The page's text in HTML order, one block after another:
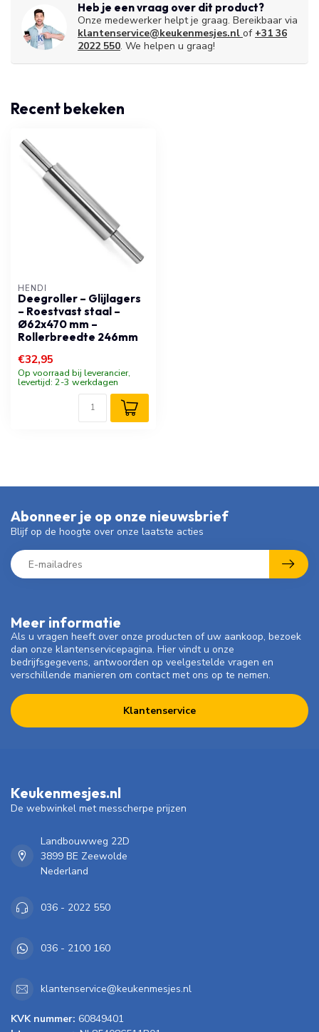
Heb je een vraag over dit product?
Onze medewerker helpt je graag. Bereikbaar via
klantenservice@keukenmesjes.nl of +31 36
2022 550. We helpen u graag!
Recent bekeken
HENDI
Deegroller – Glijlagers
– Roestvast staal –
Ø62x470 mm –
Rollerbreedte 246mm
€32,95
Op voorraad bij leverancier,
levertijd: 2-3 werkdagen
Meer informatie
Als u vragen heeft over onze producten of uw aankoop, bezoek
dan onze klantenservicepagina. Hier vindt u onze
bedrijfsgegevens, antwoorden op veelgestelde vragen en
verschillende manieren om contact met ons op te nemen.
Klantenservice
Abonneer je op onze nieuwsbrief
Blijf op de hoogte over onze laatste acties
Keukenmesjes.nl
De webwinkel met messcherpe prijzen
Landbouwweg 22D
3899 BE Zeewolde
Nederland
036 - 2022 550
036 - 2100 160
klantenservice@keukenmesjes.nl
KVK nummer: 60849401